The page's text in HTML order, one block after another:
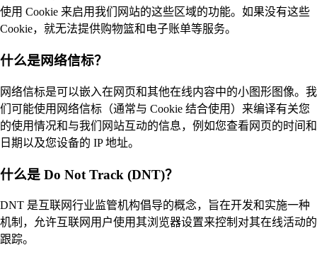
使用 Cookie 来启用我们网站的这些区域的功能。如果没有这些
Cookie，就无法提供购物篮和电子账单等服务。
什么是网络信标？
网络信标是可以嵌入在网页和其他在线内容中的小图形图像。我
们可能使用网络信标（通常与 Cookie 结合使用）来编译有关您
的使用情况和与我们网站互动的信息，例如您查看网页的时间和
日期以及您设备的 IP 地址。
什么是 Do Not Track (DNT)？
DNT 是互联网行业监管机构倡导的概念，旨在开发和实施一种
机制，允许互联网用户使用其浏览器设置来控制对其在线活动的
跟踪。